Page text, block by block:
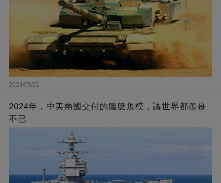
2024/05/21
2024年，中美兩國交付的艦艇規模，讓世界都羨慕
不已